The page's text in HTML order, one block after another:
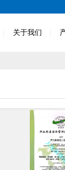
关于我们